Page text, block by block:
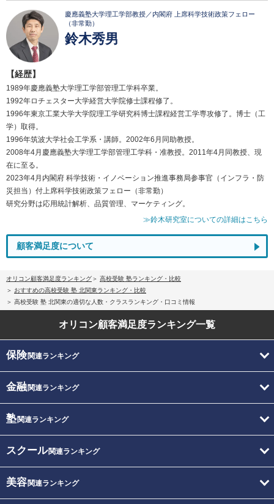
慶應義塾大学理工学部教授／内閣府 上席科学技術政策フェロー
（非常勤）
鈴木秀男
【経歴】
1989年慶應義塾大学理工学部管理工学科卒業。
1992年ロチェスター大学経営大学院修士課程修了。
1996年東京工業大学大学院理工学研究科博士課程経営工学専攻修了。博士（工
学）取得。
1996年筑波大学社会工学系・講師。2002年6月同助教授。
2008年4月慶應義塾大学理工学部管理工学科・准教授。2011年4月同教授、現
在に至る。
2023年4月内閣府 科学技術・イノベーション推進事務局参事官（インフラ・防
災担当）付上席科学技術政策フェロー（非常勤）
研究分野は応用統計解析、品質管理、マーケティング。
≫鈴木研究室についての詳細はこちら
顧客満足度について
オリコン顧客満足度ランキング
高校受験 塾ランキング・比較
おすすめの高校受験 塾 北関東ランキング・比較
高校受験 塾 北関東の適切な人数・クラスランキング・口コミ情報
オリコン顧客満足度ランキング一覧
保険関連ランキング
金融関連ランキング
塾関連ランキング
スクール関連ランキング
美容関連ランキング